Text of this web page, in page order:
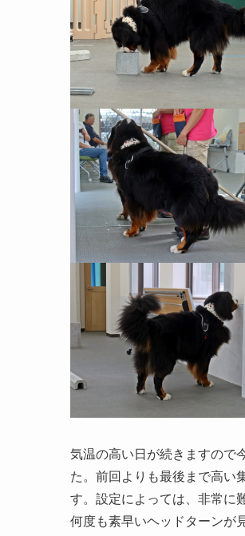
気温の高い日が続きますので
た。前回よりも最後まで高い
す。設定によっては、非常に
何度も素早いヘッドターンが